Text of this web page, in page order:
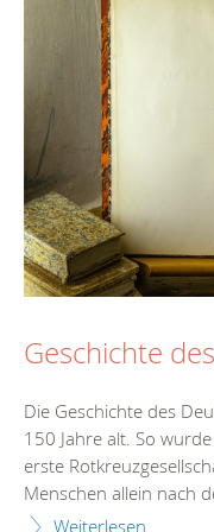
Geschichte
Die Geschichte des
150 Jahre alt. So
erste
Menschen allein nach
Weiterlesen